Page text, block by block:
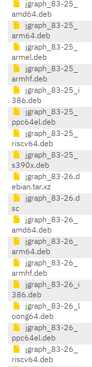
jgraph_83-25_
amd64.deb
jgraph_83-25_
arm64.deb
jgraph_83-25_
armel.deb
jgraph_83-25_
armhf.deb
jgraph_83-25_i
386.deb
jgraph_83-25_
ppc64el.deb
jgraph_83-25_
riscv64.deb
jgraph_83-25_
s390x.deb
jgraph_83-26.d
ebian.tar.xz
jgraph_83-26.d
sc
jgraph_83-26_
amd64.deb
jgraph_83-26_
arm64.deb
jgraph_83-26_
armhf.deb
jgraph_83-26_i
386.deb
jgraph_83-26_l
oong64.deb
jgraph_83-26_
ppc64el.deb
jgraph_83-26_
riscv64.deb